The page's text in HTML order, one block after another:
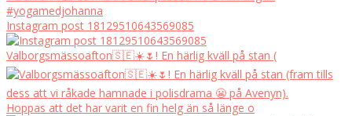
Instagram post 18129510643569085
Valborgsmässoafton🇸🇪☀️🌷! En härlig kväll på stan (
Hoppas att det har varit en fin helg än så länge o